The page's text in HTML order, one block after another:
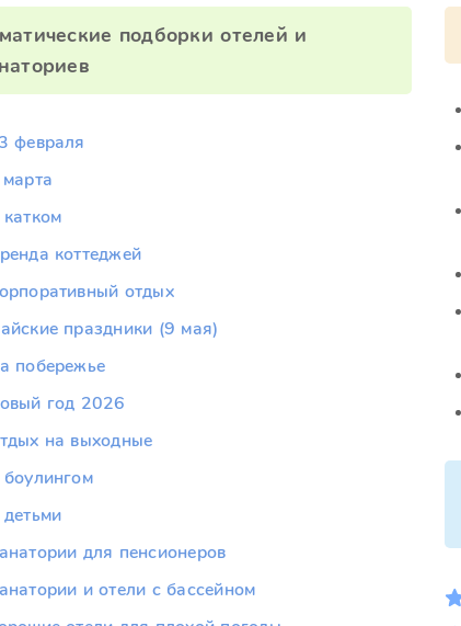
подборки отелей и
февраля
коттеджей
отдых
праздники (9 мая)
побережье
год 2026
на выходные
для пенсионеров
и отели с бассейном